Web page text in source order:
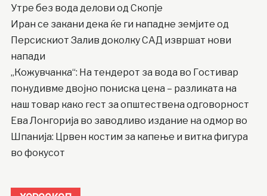
Утре без вода делови од Скопје
Иран се закани дека ќе ги нападне земјите од
Персискиот Залив доколку САД извршат нови
напади
„Кожувчанка“: На тендерот за вода во Гостивар
понудивме двојно пониска цена – разликата на
наш товар како гест за општествена одговорност
Ева Лонгорија во заводливо издание на одмор во
Шпанија: Црвен костим за капење и витка фигура
во фокусот